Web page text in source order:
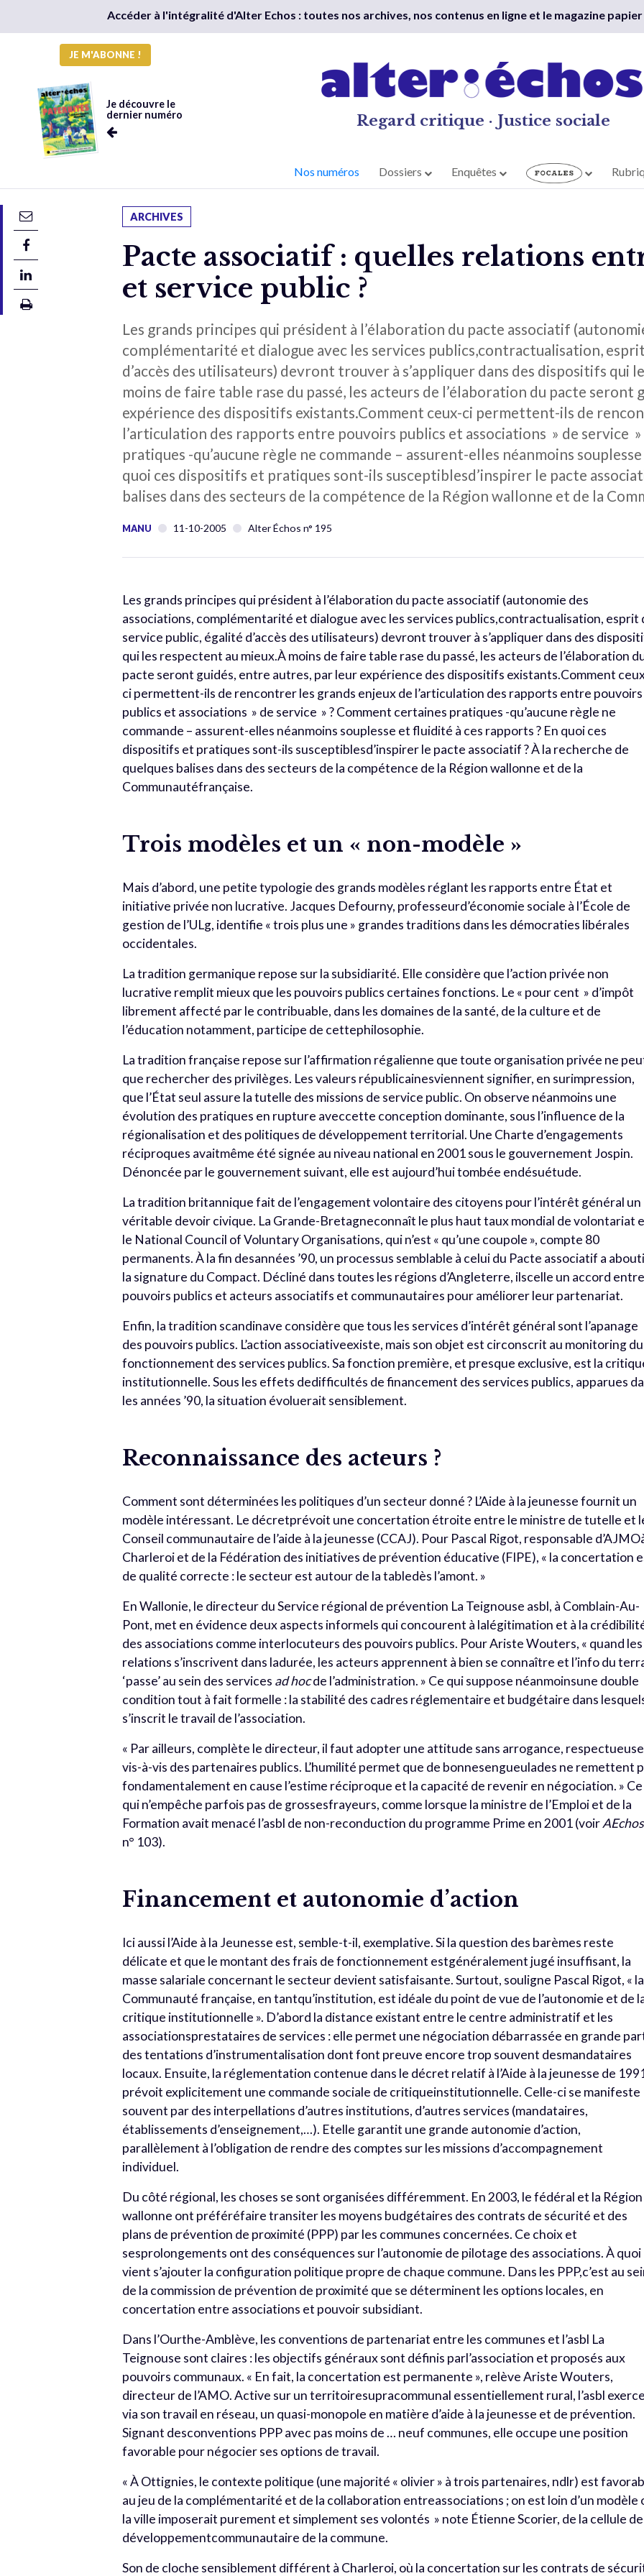
Accéder à l'intégralité d'Alter Echos : toutes nos archives, nos contenus en ligne et le magazine papier
JE M'ABONNE !
Je découvre le
dernier numéro
Regard critique · Justice sociale
Nos numéros Dossiers Enquêtes
ARCHIVES
Pacte associatif : quelles relations
et service public ?
Les grands principes qui président à l’élaboration du pacte associatif
complémentarité et dialogue avec les services publics,contractualisation,
d’accès des utilisateurs) devront trouver à s’appliquer dans des dispositifs qui
moins de faire table rase du passé, les acteurs de l’élaboration du pacte seront
expérience des dispositifs existants.Comment ceux-ci permettent-ils de
l’articulation des rapports entre pouvoirs publics et associations » de service
pratiques -qu’aucune règle ne commande – assurent-elles néanmoins
quoi ces dispositifs et pratiques sont-ils susceptiblesd’inspirer le pacte
balises dans des secteurs de la compétence de la Région wallonne et de la
MANU 11-10-2005 Alter Échos n° 195
Les grands principes qui président à l’élaboration du pacte associatif (autonomie des
associations, complémentarité et dialogue avec les services publics,contractualisation, esprit
service public, égalité d’accès des utilisateurs) devront trouver à s’appliquer dans des
qui les respectent au mieux.À moins de faire table rase du passé, les acteurs de l’élaboration
pacte seront guidés, entre autres, par leur expérience des dispositifs existants.Comment
ci permettent-ils de rencontrer les grands enjeux de l’articulation des rapports entre pouvoirs
publics et associations » de service » ? Comment certaines pratiques -qu’aucune règle ne
commande – assurent-elles néanmoins souplesse et fluidité à ces rapports ? En quoi ces
dispositifs et pratiques sont-ils susceptiblesd’inspirer le pacte associatif ? À la recherche de
quelques balises dans des secteurs de la compétence de la Région wallonne et de la
Communautéfrançaise.
Trois modèles et un « non-modèle »
Mais d’abord, une petite typologie des grands modèles réglant les rapports entre État et
initiative privée non lucrative. Jacques Defourny, professeurd’économie sociale à l’École de
gestion de l’ULg, identifie « trois plus une » grandes traditions dans les démocraties libérales
occidentales.
La tradition germanique repose sur la subsidiarité. Elle considère que l’action privée non
lucrative remplit mieux que les pouvoirs publics certaines fonctions. Le « pour cent » d’impôt
librement affecté par le contribuable, dans les domaines de la santé, de la culture et de
l’éducation notamment, participe de cettephilosophie.
La tradition française repose sur l’affirmation régalienne que toute organisation privée ne
que rechercher des privilèges. Les valeurs républicainesviennent signifier, en surimpression,
que l’État seul assure la tutelle des missions de service public. On observe néanmoins une
évolution des pratiques en rupture aveccette conception dominante, sous l’influence de la
régionalisation et des politiques de développement territorial. Une Charte d’engagements
réciproques avaitmême été signée au niveau national en 2001 sous le gouvernement Jospin.
Dénoncée par le gouvernement suivant, elle est aujourd’hui tombée endésuétude.
La tradition britannique fait de l’engagement volontaire des citoyens pour l’intérêt général un
véritable devoir civique. La Grande-Bretagneconnaît le plus haut taux mondial de volontariat
le National Council of Voluntary Organisations, qui n’est « qu’une coupole », compte 80
permanents. À la fin desannées ’90, un processus semblable à celui du Pacte associatif a
la signature du Compact. Décliné dans toutes les régions d’Angleterre, ilscelle un accord entre
pouvoirs publics et acteurs associatifs et communautaires pour améliorer leur partenariat.
Enfin, la tradition scandinave considère que tous les services d’intérêt général sont l’apanage
des pouvoirs publics. L’action associativeexiste, mais son objet est circonscrit au monitoring du
fonctionnement des services publics. Sa fonction première, et presque exclusive, est la
institutionnelle. Sous les effets dedifficultés de financement des services publics, apparues
les années ’90, la situation évoluerait sensiblement.
Reconnaissance des acteurs ?
Comment sont déterminées les politiques d’un secteur donné ? L’Aide à la jeunesse fournit un
modèle intéressant. Le décretprévoit une concertation étroite entre le ministre de tutelle et
Conseil communautaire de l’aide à la jeunesse (CCAJ). Pour Pascal Rigot, responsable
Charleroi et de la Fédération des initiatives de prévention éducative (FIPE), « la concertation
de qualité correcte : le secteur est autour de la tabledès l’amont. »
En Wallonie, le directeur du Service régional de prévention La Teignouse asbl, à Comblain-Au-
Pont, met en évidence deux aspects informels qui concourent à lalégitimation et à la
des associations comme interlocuteurs des pouvoirs publics. Pour Ariste Wouters, « quand les
relations s’inscrivent dans ladurée, les acteurs apprennent à bien se connaître et l’info du
‘passe’ au sein des services ad hocde l’administration. » Ce qui suppose néanmoinsune double
condition tout à fait formelle : la stabilité des cadres réglementaire et budgétaire dans
s’inscrit le travail de l’association.
« Par ailleurs, complète le directeur, il faut adopter une attitude sans arrogance, respectueuse
vis-à-vis des partenaires publics. L’humilité permet que de bonnesengueulades ne remettent
fondamentalement en cause l’estime réciproque et la capacité de revenir en négociation. » Ce
qui n’empêche parfois pas de grossesfrayeurs, comme lorsque la ministre de l’Emploi et de la
Formation avait menacé l’asbl de non-reconduction du programme Prime en 2001 (voirAEchos
n° 103).
Financement et autonomie d’action
Ici aussi l’Aide à la Jeunesse est, semble-t-il, exemplative. Si la question des barèmes reste
délicate et que le montant des frais de fonctionnement estgénéralement jugé insuffisant, la
masse salariale concernant le secteur devient satisfaisante. Surtout, souligne Pascal Rigot, « la
Communauté française, en tantqu’institution, est idéale du point de vue de l’autonomie et de
critique institutionnelle ». D’abord la distance existant entre le centre administratif et les
associationsprestataires de services : elle permet une négociation débarrassée en grande
des tentations d’instrumentalisation dont font preuve encore trop souvent desmandataires
locaux. Ensuite, la réglementation contenue dans le décret relatif à l’Aide à la jeunesse de
prévoit explicitement une commande sociale de critiqueinstitutionnelle. Celle-ci se manifeste
souvent par des interpellations d’autres institutions, d’autres services (mandataires,
établissements d’enseignement,…). Etelle garantit une grande autonomie d’action,
parallèlement à l’obligation de rendre des comptes sur les missions d’accompagnement
individuel.
Du côté régional, les choses se sont organisées différemment. En 2003, le fédéral et la Région
wallonne ont préféréfaire transiter les moyens budgétaires des contrats de sécurité et des
plans de prévention de proximité (PPP) par les communes concernées. Ce choix et
sesprolongements ont des conséquences sur l’autonomie de pilotage des associations. À quoi
vient s’ajouter la configuration politique propre de chaque commune. Dans les PPP,c’est au
de la commission de prévention de proximité que se déterminent les options locales, en
concertation entre associations et pouvoir subsidiant.
Dans l’Ourthe-Amblève, les conventions de partenariat entre les communes et l’asbl La
Teignouse sont claires : les objectifs généraux sont définis parl’association et proposés aux
pouvoirs communaux. « En fait, la concertation est permanente », relève Ariste Wouters,
directeur de l’AMO. Active sur un territoiresupracommunal essentiellement rural, l’asbl
via son travail en réseau, un quasi-monopole en matière d’aide à la jeunesse et de prévention.
Signant desconventions PPP avec pas moins de … neuf communes, elle occupe une position
favorable pour négocier ses options de travail.
« À Ottignies, le contexte politique (une majorité « olivier » à trois partenaires, ndlr) est
au jeu de la complémentarité et de la collaboration entreassociations ; on est loin d’un modèle
la ville imposerait purement et simplement ses volontés » note Étienne Scorier, de la cellule de
développementcommunautaire de la commune.
Son de cloche sensiblement différent à Charleroi, où la concertation sur les contrats de